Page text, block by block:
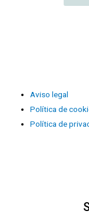
Aviso legal
Política de
Política de